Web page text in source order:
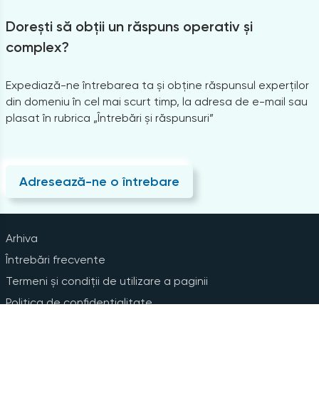
Dorești să obții un răspuns operativ și
complex?
Expediază-ne întrebarea ta și obține răspunsul experților
din domeniu în cel mai scurt timp, la adresa de e-mail sau
plasat în rubrica „Întrebări și răspunsuri”
Adresează-ne o întrebare
Arhiva
Întrebări frecvente
Termeni și condiții de utilizare a paginii
Politica de confidențialitate